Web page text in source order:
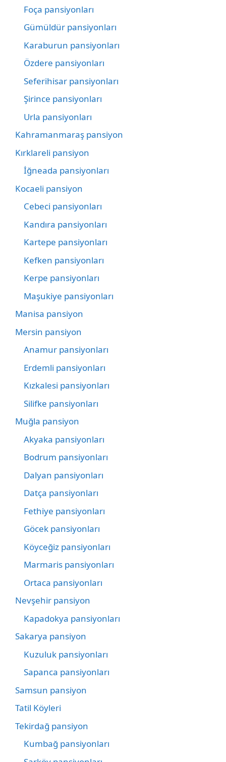
Foça pansiyonları
Gümüldür pansiyonları
Karaburun pansiyonları
Özdere pansiyonları
Seferihisar pansiyonları
Şirince pansiyonları
Urla pansiyonları
Kahramanmaraş pansiyon
Kırklareli pansiyon
İğneada pansiyonları
Kocaeli pansiyon
Cebeci pansiyonları
Kandıra pansiyonları
Kartepe pansiyonları
Kefken pansiyonları
Kerpe pansiyonları
Maşukiye pansiyonları
Manisa pansiyon
Mersin pansiyon
Anamur pansiyonları
Erdemli pansiyonları
Kızkalesi pansiyonları
Silifke pansiyonları
Muğla pansiyon
Akyaka pansiyonları
Bodrum pansiyonları
Dalyan pansiyonları
Datça pansiyonları
Fethiye pansiyonları
Göcek pansiyonları
Köyceğiz pansiyonları
Marmaris pansiyonları
Ortaca pansiyonları
Nevşehir pansiyon
Kapadokya pansiyonları
Sakarya pansiyon
Kuzuluk pansiyonları
Sapanca pansiyonları
Samsun pansiyon
Tatil Köyleri
Tekirdağ pansiyon
Kumbağ pansiyonları